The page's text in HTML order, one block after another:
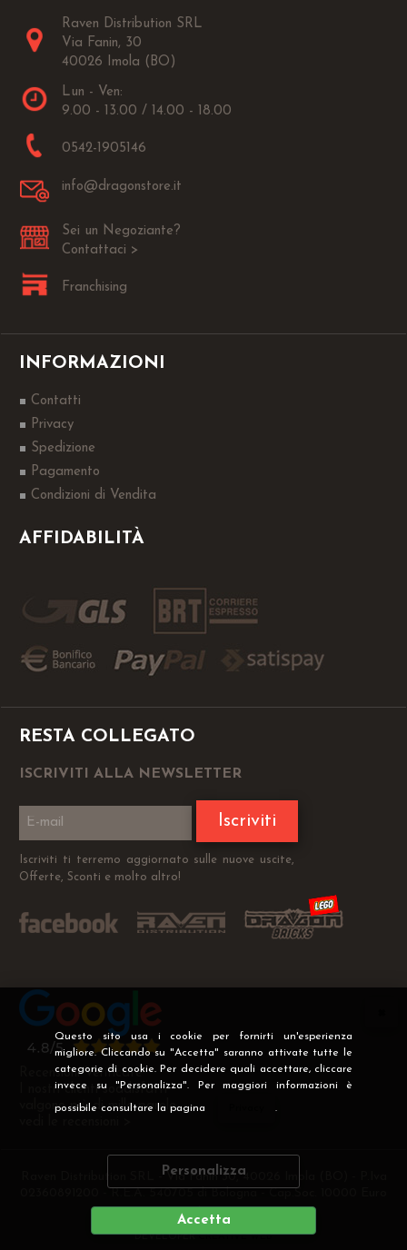
Questo sito usa i cookie per fornirti un'esperienza
migliore. Cliccando su "Accetta" saranno attivate tutte le
categorie di cookie. Per decidere quali accettare, cliccare
invece su "Personalizza". Per maggiori informazioni è
possibile consultare la pagina .
Personalizza
Accetta
Raven Distribution SRL
Via Fanin, 30
40026 Imola (BO)
Lun - Ven:
9.00 - 13.00 / 14.00 - 18.00
0542-1905146
info@dragonstore.it
Sei un Negoziante?
Contattaci >
Franchising
INFORMAZIONI
Contatti
Privacy
Spedizione
Pagamento
Condizioni di Vendita
AFFIDABILITÀ
RESTA COLLEGATO
ISCRIVITI ALLA NEWSLETTER
Iscriviti
Iscriviti ti terremo aggiornato sulle nuove uscite,
Offerte, Sconti e molto altro!
Recensioni Verificate
I nostri clienti soddisfatti
valgono più di mille parole
Raven Distribution SRL - Via Fanin 30, 40026 Imola (BO) - P.Iva
i.v
DEVELOPERCREATIVE WEB